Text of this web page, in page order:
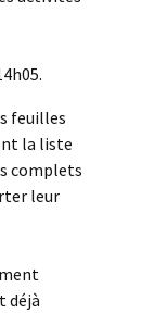
feuilles
la liste
complets
leur
déjà